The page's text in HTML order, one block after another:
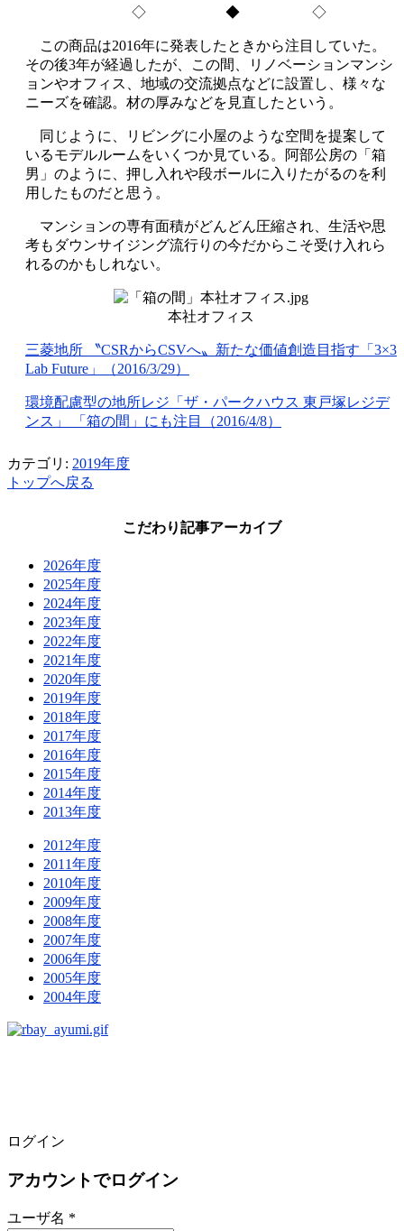
◇ ◆ ◇
この商品は2016年に発表したときから注目していた。
その後3年が経過したが、この間、リノベーションマンシ
ョンやオフィス、地域の交流拠点などに設置し、様々な
ニーズを確認。材の厚みなどを見直したという。
同じように、リビングに小屋のような空間を提案して
いるモデルルームをいくつか見ている。阿部公房の「箱
男」のように、押し入れや段ボールに入りたがるのを利
用したものだと思う。
マンションの専有面積がどんどん圧縮され、生活や思
考もダウンサイジング流行りの今だからこそ受け入れら
れるのかもしれない。
本社オフィス
三菱地所 〝CSRからCSVへ〟新たな価値創造目指す「3×3
Lab Future」（2016/3/29）
環境配慮型の地所レジ「ザ・パークハウス 東戸塚レジデ
ンス」 「箱の間」にも注目（2016/4/8）
カテゴリ: 2019年度
トップへ戻る
こだわり記事アーカイブ
2026年度
2025年度
2024年度
2023年度
2022年度
2021年度
2020年度
2019年度
2018年度
2017年度
2016年度
2015年度
2014年度
2013年度
2012年度
2011年度
2010年度
2009年度
2008年度
2007年度
2006年度
2005年度
2004年度
ログイン
アカウントでログイン
ユーザ名 *